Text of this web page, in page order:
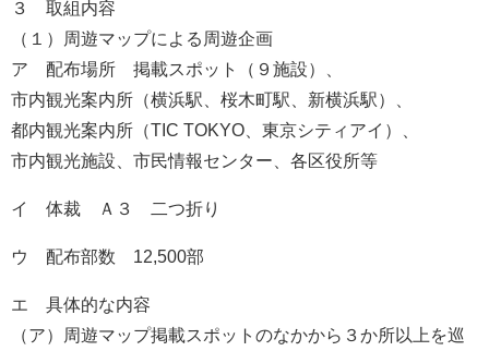
３ 取組内容
（１）周遊マップによる周遊企画
ア 配布場所 掲載スポット（９施設）、
市内観光案内所（横浜駅、桜木町駅、新横浜駅）、
都内観光案内所（TIC TOKYO、東京シティアイ）、
市内観光施設、市民情報センター、各区役所等
イ 体裁 Ａ３ 二つ折り
ウ 配布部数 12,500部
エ 具体的な内容
（ア）周遊マップ掲載スポットのなかから３か所以上を巡